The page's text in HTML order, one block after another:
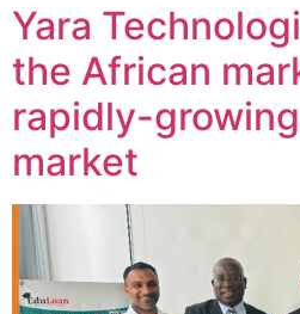
Yara
the African
rapidly-
market